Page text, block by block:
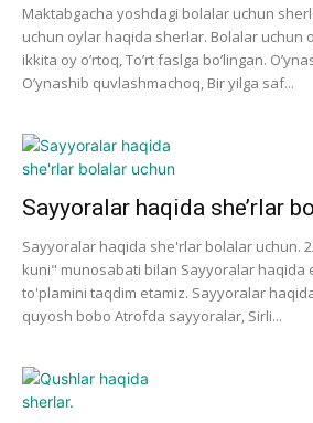
Maktabgacha yoshdagi bolalar uchun
uchun oylar haqida sherlar. Bolalar uchun
ikkita oy o’rtoq, To’rt faslga bo’lingan.
O’ynashib quvlashmachoq, Bir yilga saf...
Sayyoralar haqida she’rlar
Sayyoralar haqida she'rlar bolalar uchun.
kuni" munosabati bilan Sayyoralar haqida
to'plamini taqdim etamiz. Sayyoralar
quyosh bobo Atrofda sayyoralar, Sirli...